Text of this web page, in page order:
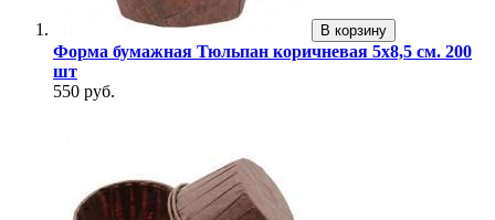
В корзину
Форма бумажная Тюльпан коричневая 5х8,5 см. 200
шт
550 руб.